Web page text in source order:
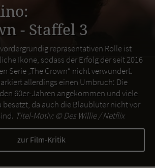
- Staffel 3
repräsentativen Rolle ist
Ikone, sodass der Erfolg der seit 2016
Serie „The Crown“ nicht verwundert.
allerdings einen Umbruch: Die
60er-Jahren angekommen und viele
besetzt, da auch die Blaublüter nicht vor
Titel-Motiv: ©Des Willie / Netflix
zur Film-Kritik